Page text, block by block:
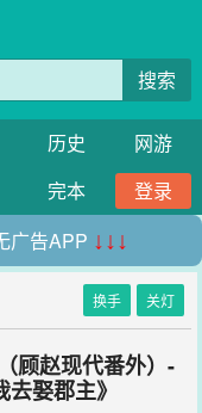
搜索
历史
网游
完本
登录
广告APP ↓↓↓
换手 关灯
顾赵现代番外）-
娶郡主》